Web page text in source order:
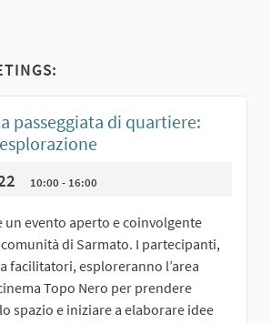
passeggiata di quartiere:
10:00 - 16:00
un evento aperto e coinvolgente
di Sarmato. I partecipanti,
facilitatori, esploreranno l’area
Topo Nero per prendere
spazio e iniziare a elaborare idee